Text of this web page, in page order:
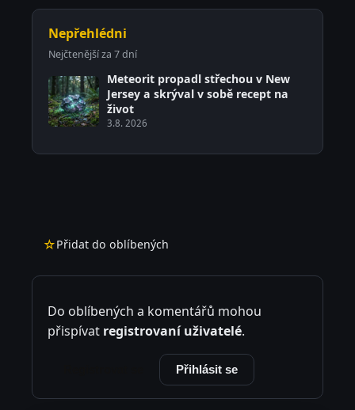
Nepřehlédni
Nejčtenější za 7 dní
Meteorit propadl střechou v New
Jersey a skrýval v sobě recept na
život
3.8. 2026
☆Přidat do oblíbených
Do oblíbených a komentářů mohou
přispívat registrovaní uživatelé.
Přihlásit se